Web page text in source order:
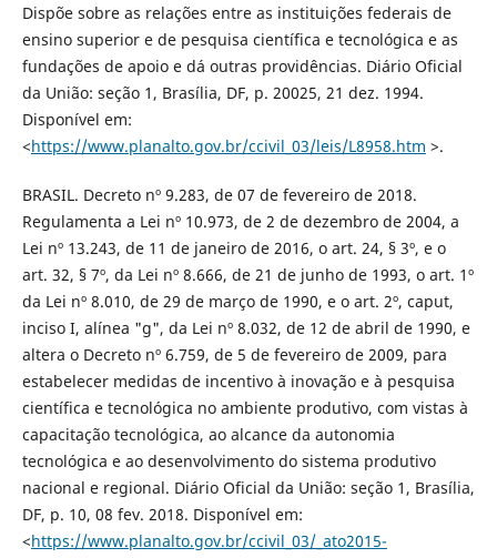
Dispõe sobre as relações entre as instituições federais de
ensino superior e de pesquisa científica e tecnológica e as
fundações de apoio e dá outras providências. Diário Oficial
da União: seção 1, Brasília, DF, p. 20025, 21 dez. 1994.
Disponível em:
<https://www.planalto.gov.br/ccivil_03/leis/L8958.htm >.
BRASIL. Decreto nº 9.283, de 07 de fevereiro de 2018.
Regulamenta a Lei nº 10.973, de 2 de dezembro de 2004, a
Lei nº 13.243, de 11 de janeiro de 2016, o art. 24, § 3º, e o
art. 32, § 7º, da Lei nº 8.666, de 21 de junho de 1993, o art. 1º
da Lei nº 8.010, de 29 de março de 1990, e o art. 2º, caput,
inciso I, alínea "g", da Lei nº 8.032, de 12 de abril de 1990, e
altera o Decreto nº 6.759, de 5 de fevereiro de 2009, para
estabelecer medidas de incentivo à inovação e à pesquisa
científica e tecnológica no ambiente produtivo, com vistas à
capacitação tecnológica, ao alcance da autonomia
tecnológica e ao desenvolvimento do sistema produtivo
nacional e regional. Diário Oficial da União: seção 1, Brasília,
DF, p. 10, 08 fev. 2018. Disponível em:
<https://www.planalto.gov.br/ccivil_03/_ato2015-